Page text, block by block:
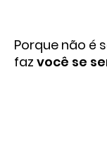
Porque não é
faz você se